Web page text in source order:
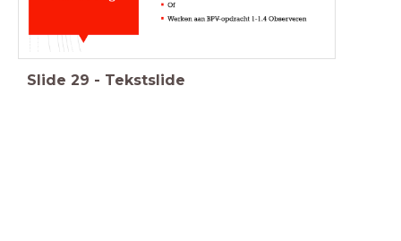
Slide 29 - Tekstslide